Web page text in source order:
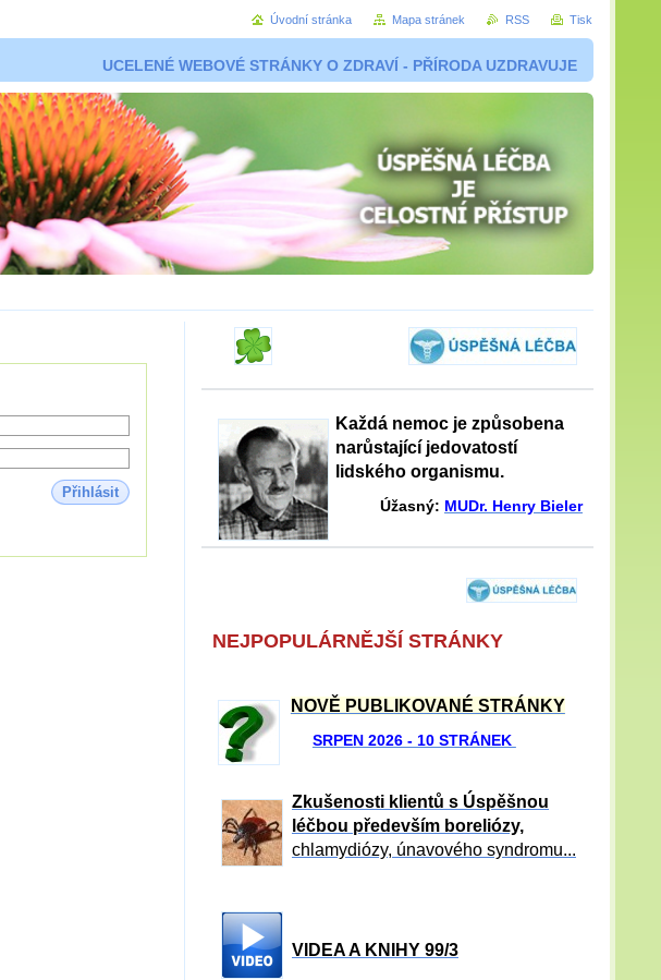
UCELENÉ WEBOVÉ STRÁNKY O ZDRAVÍ - PŘÍRODA UZDRAVUJE
Přihlásit
Každá nemoc je způsobena
narůstající jedovatostí
lidského organismu.
Úžasný: MUDr. Henry Bieler
NEJPOPULÁRNĚJŠÍ STRÁNKY
NOVĚ PUBLIKOVANÉ STRÁNKY
SRPEN 2026 - 10 STRÁNEK
Zkušenosti klientů s Úspěšnou
léčbou především boreliózy,
chlamydiózy, únavového syndromu...
VIDEA A KNIHY 99/3
Úvodní stránka Mapa stránek RSS Tisk